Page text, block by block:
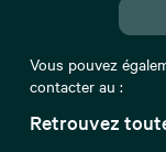
Retrouvez
Vous pouvez
contacter au :